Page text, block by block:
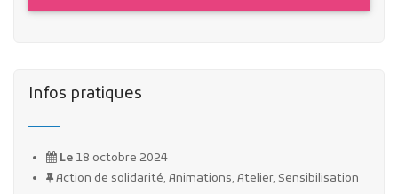
Infos pratiques
Le18 octobre 2024
Action de solidarité, Animations, Atelier, Sensibilisation